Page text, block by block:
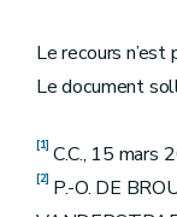
Le recours n’est
Le document
[1] C.C., 15 mars
[2] P.-O. DE